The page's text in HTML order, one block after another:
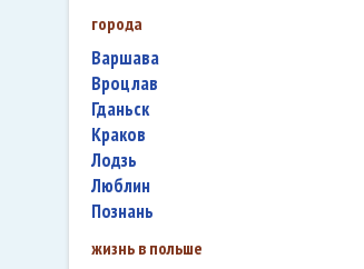
города
Варшава
Вроцлав
Гданьск
Краков
Лодзь
Люблин
Познань
жизнь в польше